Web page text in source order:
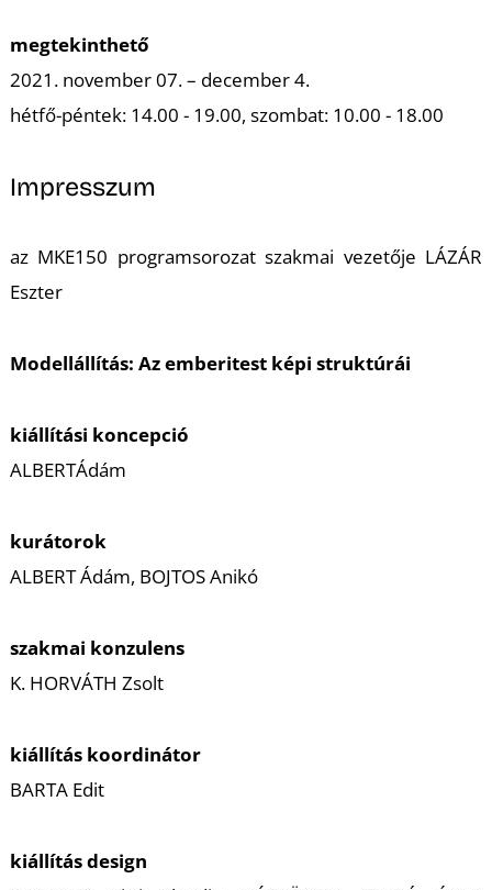
megtekinthető
2021. november 07. – december 4.
hétfő-péntek: 14.00 - 19.00, szombat: 10.00 - 18.00
Impresszum
az MKE150 programsorozat szakmai vezetője LÁZÁR
Eszter
Modellállítás: Az emberitest képi struktúrái
kiállítási koncepció
ALBERTÁdám
kurátorok
ALBERT Ádám, BOJTOS Anikó
szakmai konzulens
K. HORVÁTH Zsolt
kiállítás koordinátor
BARTA Edit
kiállítás design